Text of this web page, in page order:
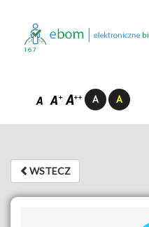
1.6.7
WSTECZWSTECZ